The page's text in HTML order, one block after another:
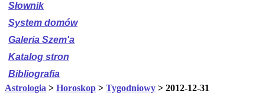
Słownik
System domów
Galeria Szem'a
Katalog stron
Bibliografia
Astrologia > Horoskop > Tygodniowy > 2012-12-31